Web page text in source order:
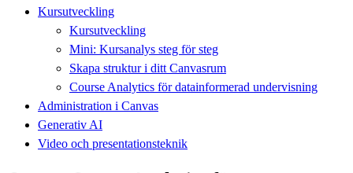
Kursutveckling
Kursutveckling
Mini: Kursanalys steg för steg
Skapa struktur i ditt Canvasrum
Course Analytics för datainformerad undervisning
Administration i Canvas
Generativ AI
Video och presentationsteknik